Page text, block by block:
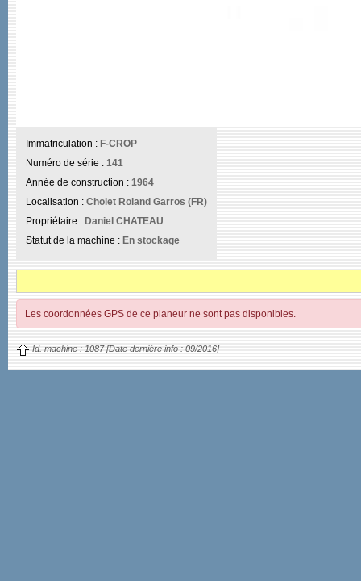
Immatriculation : F-CROP
Numéro de série : 141
Année de construction : 1964
Localisation : Cholet Roland Garros (FR)
Propriétaire : Daniel CHATEAU
Statut de la machine : En stockage
Les coordonnées GPS de ce planeur ne sont pas disponibles.
Id. machine : 1087 [Date dernière info : 09/2016]